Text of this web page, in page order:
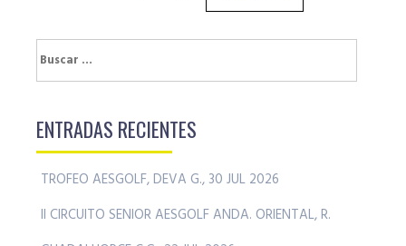
entradas
Buscar:
ENTRADAS RECIENTES
TROFEO AESGOLF, DEVA G., 30 JUL 2026
II CIRCUITO SENIOR AESGOLF ANDA. ORIENTAL, R.